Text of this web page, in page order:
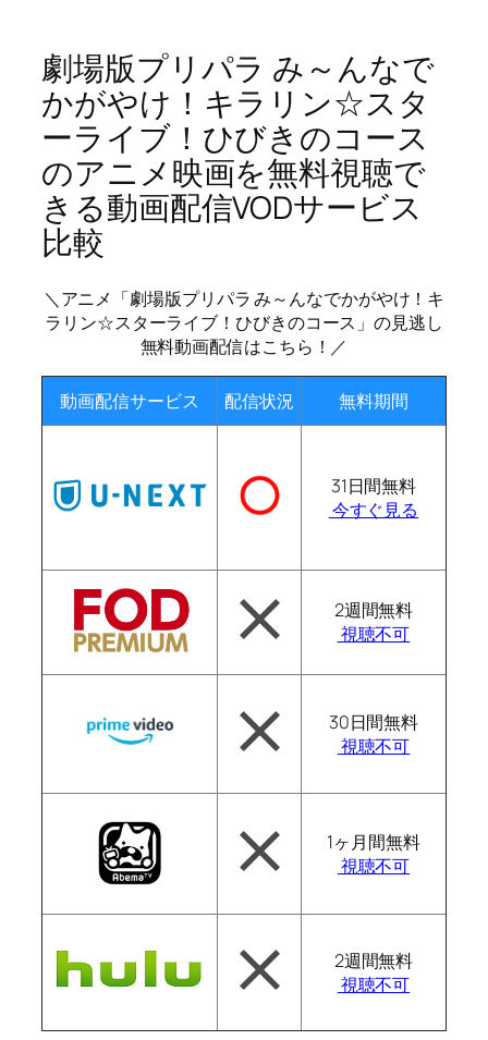
劇場版プリパラ み～んなで
かがやけ！キラリン☆スタ
ーライブ！ひびきのコース
のアニメ映画を無料視聴で
きる動画配信VODサービス
比較
＼アニメ「劇場版プリパラ み～んなでかがやけ！キ
ラリン☆スターライブ！ひびきのコース」の見逃し
無料動画配信はこちら！／
動画配信サービス 配信状況 無料期間
31日間無料
今すぐ見る
2週間無料
視聴不可
30日間無料
視聴不可
1ヶ月間無料
視聴不可
2週間無料
視聴不可